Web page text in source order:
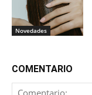
Novedades
COMENTARIO